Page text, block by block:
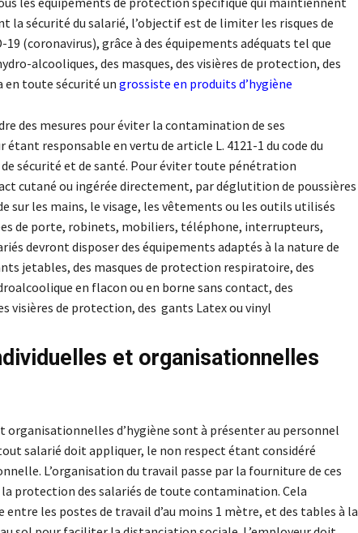
la sécurité du salarié, l’objectif est de limiter les risques de
19 (coronavirus), grâce à des équipements adéquats tel que
alcooliques, des masques, des visières de protection, des
toute sécurité ungrossiste en produits d’hygiène
des mesures pour éviter la contamination de ses
responsable en vertu de article L. 4121-1 du code du
sécurité et de santé. Pour éviter toute pénétration
cutané ou ingérée directement, par déglutition de poussières
sur les mains, le visage, les vêtements ou les outils utilisés
de porte, robinets, mobiliers, téléphone, interrupteurs,
devront disposer des équipements adaptés à la nature de
jetables, des masques de protection respiratoire, des
en flacon ou en borne sans contact, des
visières de protection, des gants Latex ou vinyl
et organisationnelles
organisationnelles d’hygiène sont à présenter au personnel
salarié doit appliquer, le non respect étant considéré
L’organisation du travail passe par la fourniture de ces
protection des salariés de toute contamination. Cela
entre les postes de travail d’au moins 1 mètre, et des tables à la